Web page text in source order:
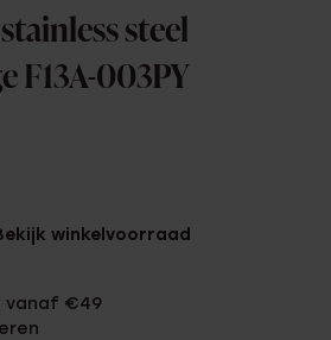
steel
F13A-003PY
winkelvoorraad
vanaf €49